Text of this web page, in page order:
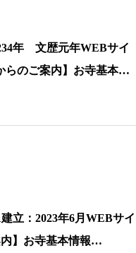
年 文歴元年WEBサイ
らのご案内】お寺基本…
立：2023年6月WEBサイ
内】お寺基本情報…